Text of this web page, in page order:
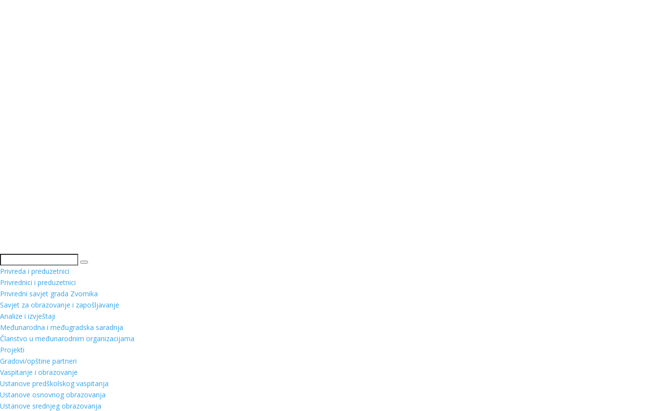
Pretraga
Privreda i preduzetnici
Privrednici i preduzetnici
Privredni savjet grada Zvornika
Savjet za obrazovanje i zapošljavanje
Analize i izvještaji
Međunarodna i međugradska saradnja
Članstvo u međunarodnim organizacijama
Projekti
Gradovi/opštine partneri
Vaspitanje i obrazovanje
Ustanove predškolskog vaspitanja
Ustanove osnovnog obrazovanja
Ustanove srednjeg obrazovanja